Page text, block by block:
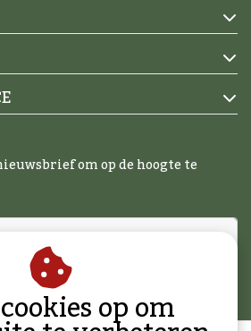
om op de hoogte te
op om